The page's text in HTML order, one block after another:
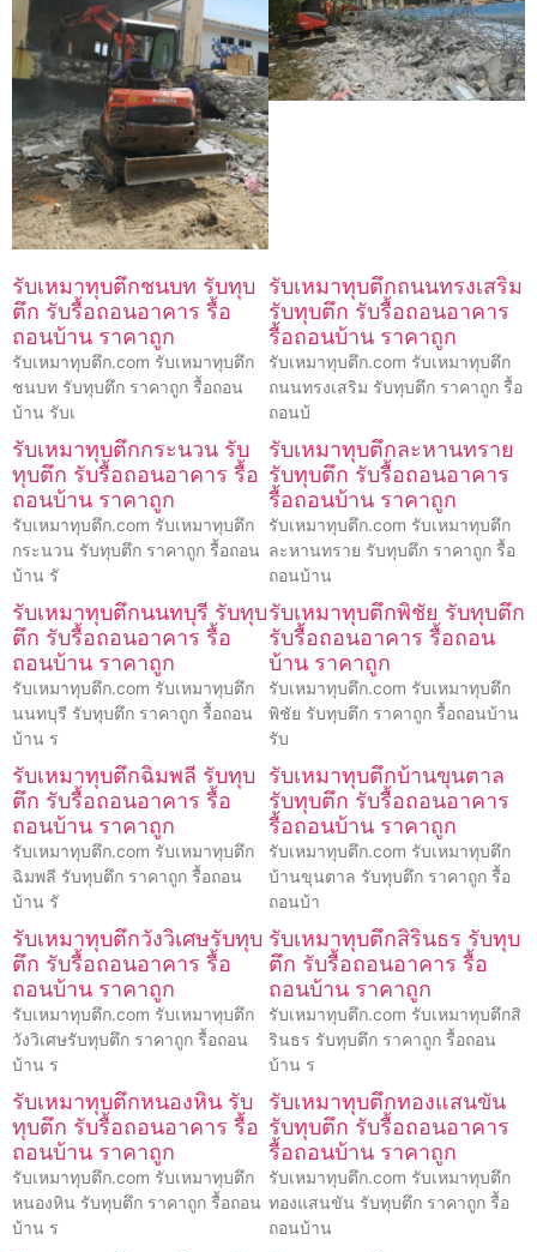
รับเหมาทุบตึกชนบท รับทุบ
ตึก รับรื้อถอนอาคาร รื้อ
ถอนบ้าน ราคาถูก
รับเหมาทุบตึก.com รับเหมาทุบตึก
ชนบท รับทุบตึก ราคาถูก รื้อถอน
บ้าน รับเ
รับเหมาทุบตึกถนนทรงเสริม
รับทุบตึก รับรื้อถอนอาคาร
รื้อถอนบ้าน ราคาถูก
รับเหมาทุบตึก.com รับเหมาทุบตึก
ถนนทรงเสริม รับทุบตึก ราคาถูก รื้อ
ถอนบ้
รับเหมาทุบตึกกระนวน รับ
ทุบตึก รับรื้อถอนอาคาร รื้อ
ถอนบ้าน ราคาถูก
รับเหมาทุบตึก.com รับเหมาทุบตึก
กระนวน รับทุบตึก ราคาถูก รื้อถอน
บ้าน รั
รับเหมาทุบตึกละหานทราย
รับทุบตึก รับรื้อถอนอาคาร
รื้อถอนบ้าน ราคาถูก
รับเหมาทุบตึก.com รับเหมาทุบตึก
ละหานทราย รับทุบตึก ราคาถูก รื้อ
ถอนบ้าน
รับเหมาทุบตึกนนทบุรี รับทุบ
ตึก รับรื้อถอนอาคาร รื้อ
ถอนบ้าน ราคาถูก
รับเหมาทุบตึก.com รับเหมาทุบตึก
นนทบุรี รับทุบตึก ราคาถูก รื้อถอน
บ้าน ร
รับเหมาทุบตึกพิชัย รับทุบตึก
รับรื้อถอนอาคาร รื้อถอน
บ้าน ราคาถูก
รับเหมาทุบตึก.com รับเหมาทุบตึก
พิชัย รับทุบตึก ราคาถูก รื้อถอนบ้าน
รับ
รับเหมาทุบตึกฉิมพลี รับทุบ
ตึก รับรื้อถอนอาคาร รื้อ
ถอนบ้าน ราคาถูก
รับเหมาทุบตึก.com รับเหมาทุบตึก
ฉิมพลี รับทุบตึก ราคาถูก รื้อถอน
บ้าน รั
รับเหมาทุบตึกบ้านขุนตาล
รับทุบตึก รับรื้อถอนอาคาร
รื้อถอนบ้าน ราคาถูก
รับเหมาทุบตึก.com รับเหมาทุบตึก
บ้านขุนตาล รับทุบตึก ราคาถูก รื้อ
ถอนบ้า
รับเหมาทุบตึกวังวิเศษรับทุบ
ตึก รับรื้อถอนอาคาร รื้อ
ถอนบ้าน ราคาถูก
รับเหมาทุบตึก.com รับเหมาทุบตึก
วังวิเศษรับทุบตึก ราคาถูก รื้อถอน
บ้าน ร
รับเหมาทุบตึกสิรินธร รับทุบ
ตึก รับรื้อถอนอาคาร รื้อ
ถอนบ้าน ราคาถูก
รับเหมาทุบตึก.com รับเหมาทุบตึกสิ
รินธร รับทุบตึก ราคาถูก รื้อถอน
บ้าน ร
รับเหมาทุบตึกหนองหิน รับ
ทุบตึก รับรื้อถอนอาคาร รื้อ
ถอนบ้าน ราคาถูก
รับเหมาทุบตึก.com รับเหมาทุบตึก
หนองหิน รับทุบตึก ราคาถูก รื้อถอน
บ้าน ร
รับเหมาทุบตึกทองแสนขัน
รับทุบตึก รับรื้อถอนอาคาร
รื้อถอนบ้าน ราคาถูก
รับเหมาทุบตึก.com รับเหมาทุบตึก
ทองแสนขัน รับทุบตึก ราคาถูก รื้อ
ถอนบ้าน